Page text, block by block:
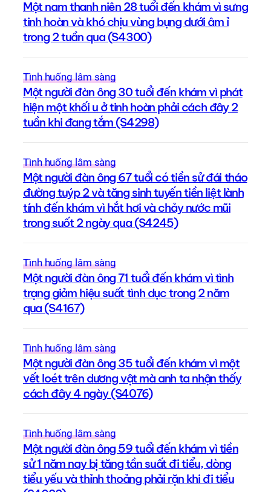
Một nam thanh niên 28 tuổi đến khám vì sưng
tinh hoàn và khó chịu vùng bụng dưới âm ỉ
trong 2 tuần qua (S4300)
Tình huống lâm sàng
Một người đàn ông 30 tuổi đến khám vì phát
hiện một khối u ở tinh hoàn phải cách đây 2
tuần khi đang tắm (S4298)
Tình huống lâm sàng
Một người đàn ông 67 tuổi có tiền sử đái tháo
đường tuýp 2 và tăng sinh tuyến tiền liệt lành
tính đến khám vì hắt hơi và chảy nước mũi
trong suốt 2 ngày qua (S4245)
Tình huống lâm sàng
Một người đàn ông 71 tuổi đến khám vì tình
trạng giảm hiệu suất tình dục trong 2 năm
qua (S4167)
Tình huống lâm sàng
Một người đàn ông 35 tuổi đến khám vì một
vết loét trên dương vật mà anh ta nhận thấy
cách đây 4 ngày (S4076)
Tình huống lâm sàng
Một người đàn ông 59 tuổi đến khám vì tiền
sử 1 năm nay bị tăng tần suất đi tiểu, dòng
tiểu yếu và thỉnh thoảng phải rặn khi đi tiểu